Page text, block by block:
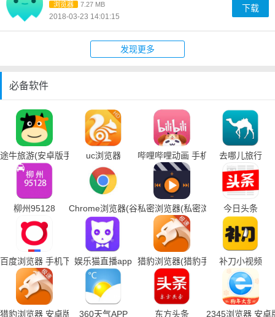
浏览器 7.27 MB
2018-03-23 14:01:15
下载
发现更多
必备软件
途牛旅游(安卓版手机下载)uc浏览器 哔哩哔哩动画 手机下载去哪儿旅行
柳州95128 Chrome浏览器(谷歌浏览器手机下载)
私密浏览器(私密浏览器手机下载)
今日头条
百度浏览器 手机下载娱乐猫直播app 猎豹浏览器(猎豹手机浏览器下载)
补刀小视频
猎豹浏览器 安卓版 360天气APP 东方头条 2345浏览器 安卓